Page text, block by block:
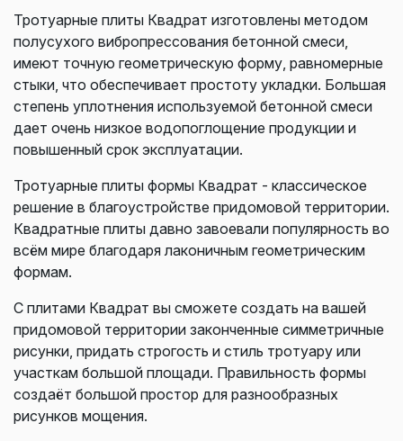
Тротуарные плиты Квадрат изготовлены методом
полусухого вибропрессования бетонной смеси,
имеют точную геометрическую форму, равномерные
стыки, что обеспечивает простоту укладки. Большая
степень уплотнения используемой бетонной смеси
дает очень низкое водопоглощение продукции и
повышенный срок эксплуатации.
Тротуарные плиты формы Квадрат - классическое
решение в благоустройстве придомовой территории.
Квадратные плиты давно завоевали популярность во
всём мире благодаря лаконичным геометрическим
формам.
С плитами Квадрат вы сможете создать на вашей
придомовой территории законченные симметричные
рисунки, придать строгость и стиль тротуару или
участкам большой площади. Правильность формы
создаёт большой простор для разнообразных
рисунков мощения.